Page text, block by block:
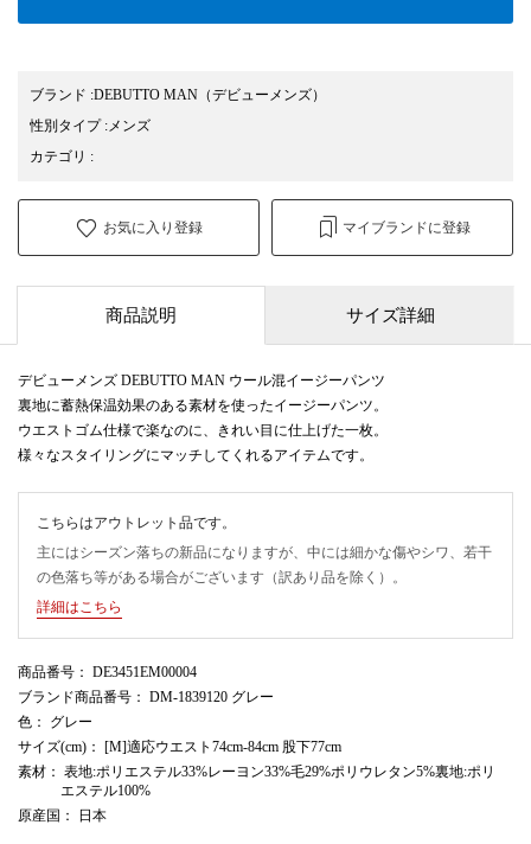
ブランド :DEBUTTO MAN （デビューメンズ）
性別タイプ: メンズ
カテゴリ :
お気に入り登録 マイブランドに登録
商品説明 サイズ詳細
デビューメンズ DEBUTTO MAN ウール混イージーパンツ
裏地に蓄熱保温効果のある素材を使ったイージーパンツ。
ウエストゴム仕様で楽なのに、きれい目に仕上げた一枚。
様々なスタイリングにマッチしてくれるアイテムです。
こちらはアウトレット品です。
主にはシーズン落ちの新品になりますが、中には細かな傷やシワ、若干
の色落ち等がある場合がございます（訳あり品を除く）。
詳細はこちら
商品番号 ： DE3451EM00004
ブランド商品番号 ： DM-1839120 グレー
色 ： グレー
サイズ(cm) ： [M]適応ウエスト74cm-84cm 股下77cm
素材 ： 表地:ポリエステル33%レーヨン33%毛29%ポリウレタン5%裏地:ポリ
エステル100%
原産国 ： 日本